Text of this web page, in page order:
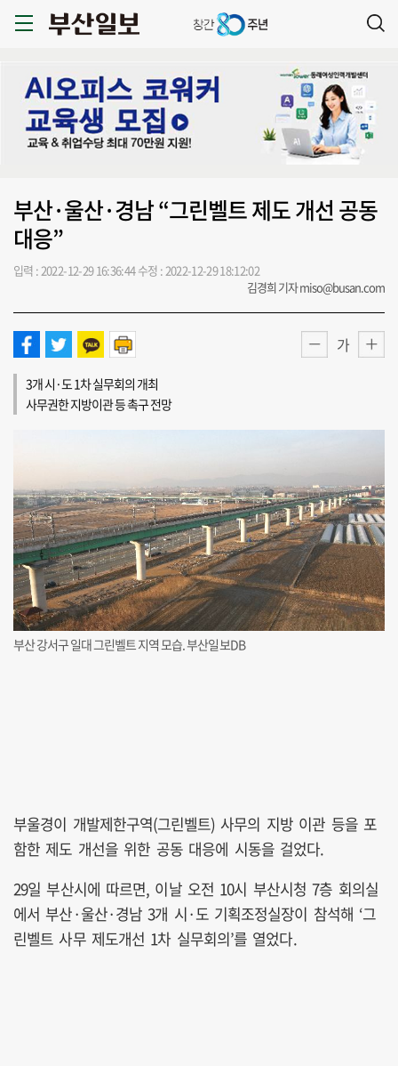
부산·울산·경남 “그린벨트 제도 개선 공동
대응”
입력 : 2022-12-29 16:36:44수정 : 2022-12-29 18:12:02
김경희 기자 miso@busan.com
가
3개 시·도 1차 실무회의 개최
사무권한 지방이관 등 촉구 전망
부산 강서구 일대 그린벨트 지역 모습. 부산일보DB
부울경이 개발제한구역(그린벨트) 사무의 지방 이관 등을 포
함한 제도 개선을 위한 공동 대응에 시동을 걸었다.
29일 부산시에 따르면, 이날 오전 10시 부산시청 7층 회의실
에서 부산·울산·경남 3개 시·도 기획조정실장이 참석해 ‘그
린벨트 사무 제도개선 1차 실무회의’를 열었다.